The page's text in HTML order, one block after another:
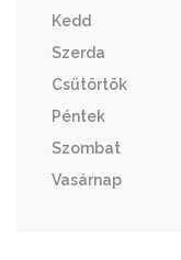
Kedd
Szerda
Csütörtök
Péntek
Szombat
Vasárnap